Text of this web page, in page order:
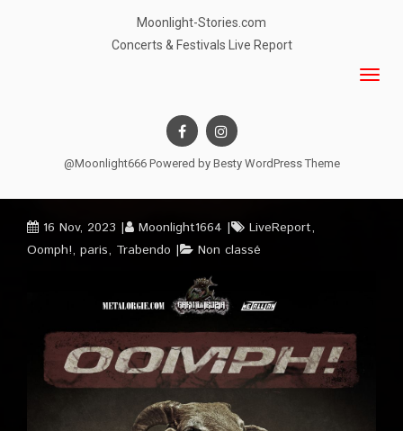
Moonlight-Stories.com
Concerts & Festivals Live Report
@Moonlight666 Powered by Besty WordPress Theme
16 Nov, 2023 Moonlight1664 LiveReport,
Oomph!, paris, Trabendo Non classé